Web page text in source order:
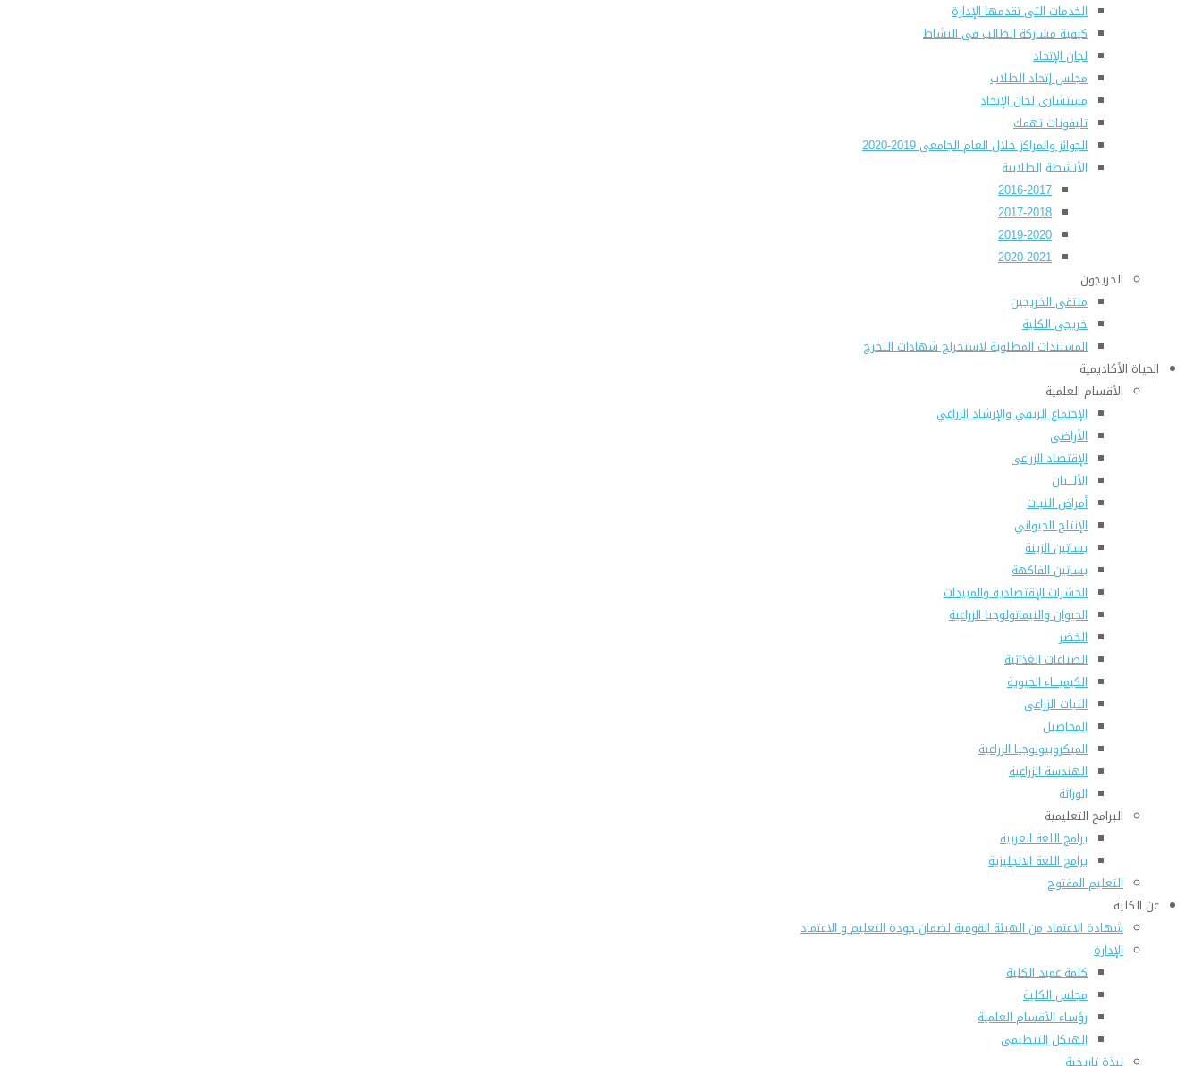
الخدمات التى تقدمها الإدارة
كيفية مشاركة الطالب فى النشاط
لجان الإتحاد
مجلس إتحاد الطلاب
مستشارى لجان الإتحاد
تليفونات تهمك
الجوائز والمراكز خلال العام الجامعى 2019-2020
الأنشطة الطلابية
2016-2017
2017-2018
2019-2020
2020-2021
الخريجون
ملتقى الخريجين
خريجى الكلية
المستندات المطلوبة لاستخراج شهادات التخرج
الحياة الأكاديمية
الأقسام العلمية
الإجتماع الريفي والإرشاد الزراعي
الأراضى
الإقتصاد الزراعى
الألـــبان
أمراض النبات
الإنتاج الحيواني
بساتين الزينة
بساتين الفاكهة
الحشرات الإقتصادية والمبيدات
الحيوان والنيماتولوجيا الزراعية
الخضر
الصناعات الغذائية
الكيميـــاء الحيوية
النبات الزراعى
المحاصيل
الميكروبيولوجيا الزراعية
الهندسة الزراعية
الوراثة
البرامج التعليمية
برامج اللغة العربية
برامج اللغة الانجليزية
التعليم المفتوح
عن الكلية
شهادة الاعتماد من الهيئة القومية لضمان جودة التعليم و الاعتماد
الإدارة
كلمة عميد الكلية
مجلس الكلية
رؤساء الأقسام العلمية
الهيكل التنظيمى